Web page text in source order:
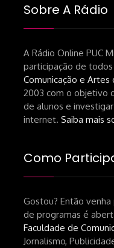
Sobre A Rádio
A Rádio Online PUC
participação de todos
Comunicação e Artes
2003 com o objetivo
de alunos e
internet. Saiba mais
Como
Gostou? Então
de programas é
Faculdade de
Jornalismo,